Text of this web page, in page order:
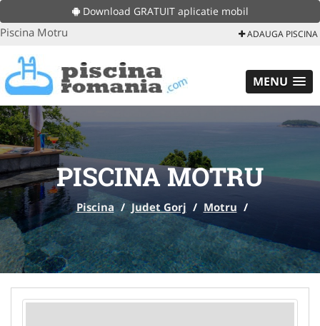
Download GRATUIT aplicatie mobil
Piscina Motru ADAUGA PISCINA
MENU
PISCINA MOTRU
Piscina / Judet Gorj / Motru /